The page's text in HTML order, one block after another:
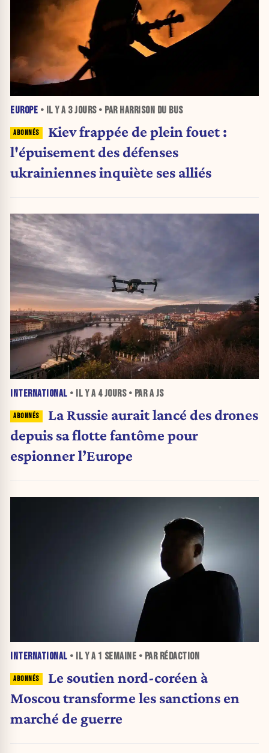
EUROPE • IL Y A 3 JOURS• PAR HARRISON DU BUS
Kiev frappée de plein fouet :
l'épuisement des défenses
ukrainiennes inquiète ses alliés
INTERNATIONAL • IL Y A 4 JOURS• PAR A JS
La Russie aurait lancé des drones
depuis sa flotte fantôme pour
espionner l’Europe
INTERNATIONAL • IL Y A 1 SEMAINE • PAR RÉDACTION
Le soutien nord-coréen à
Moscou transforme les sanctions en
marché de guerre